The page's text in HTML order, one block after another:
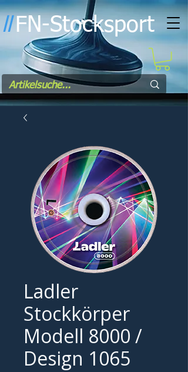
ll FN-Stocksport
Ladler
Stockkörper
Modell 8000 /
Design 1065